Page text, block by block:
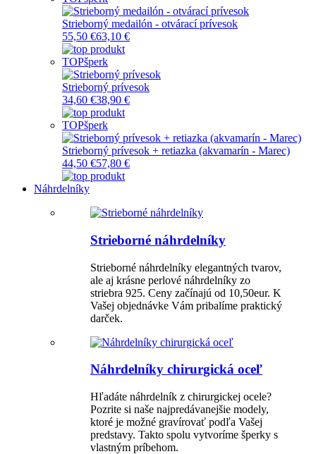
Strieborný medailón - otvárací prívesok
55,50 €63,10 €
TOPšperk
Strieborný prívesok
34,60 €38,90 €
TOPšperk
Strieborný prívesok + retiazka (akvamarín - Marec)
44,50 €57,80 €
Náhrdelníky
Strieborné náhrdelníky
Strieborné náhrdelníky elegantných tvarov,
ale aj krásne perlové náhrdelníky zo
striebra 925. Ceny začínajú od 10,50eur. K
Vašej objednávke Vám pribalíme praktický
darček.
Náhrdelníky chirurgická oceľ
Hľadáte náhrdelník z chirurgickej ocele?
Pozrite si naše najpredávanejšie modely,
ktoré je možné gravírovať podľa Vašej
predstavy. Takto spolu vytvoríme šperky s
vlastným príbehom.